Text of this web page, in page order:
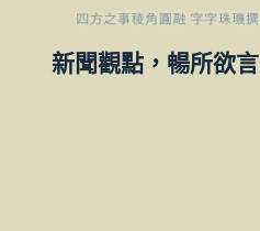
新聞觀點，暢所欲言